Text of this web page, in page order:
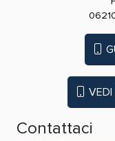
VEDI
Contattaci